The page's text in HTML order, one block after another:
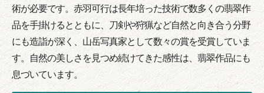
術が必要です。赤羽可行は長年培った技術で数多くの翡翠作
品を手掛けるとともに、刀剣や狩猟など自然と向き合う分野
にも造詣が深く、山岳写真家として数々の賞を受賞していま
す。自然の美しさを見つめ続けてきた感性は、翡翠作品にも
息づいています。